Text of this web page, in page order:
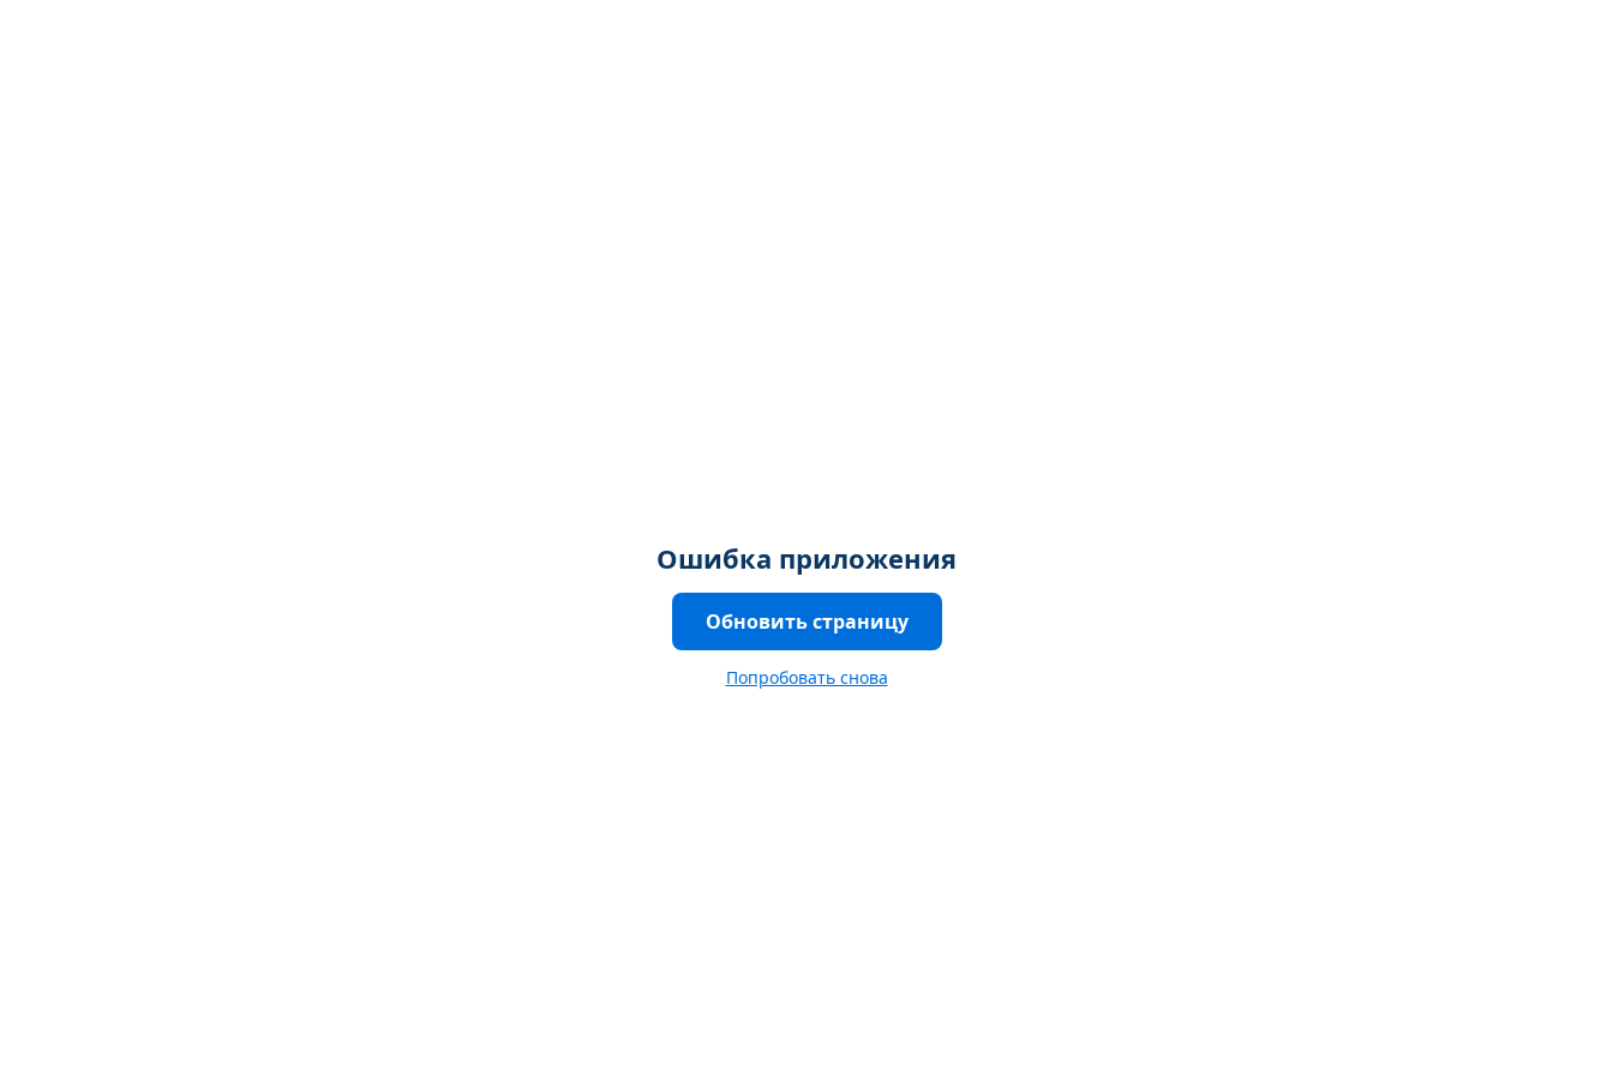
Ошибка приложения
Обновить страницу
Попробовать снова